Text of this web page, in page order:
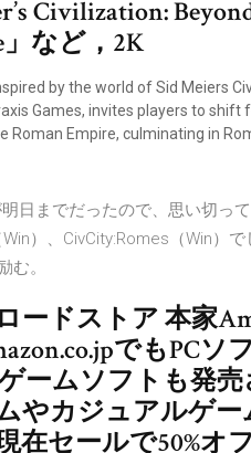
Civilization:
」など，2K
by the world of Sid Meiers
Games, invites players to
Empire, culminating in
日までだったので、思い切っ
）、CivCity:Romes（Win）で
む。
ードストア 本家
でもPCソ
ームソフトも発
やカジュアルゲー
在セールで50%オ